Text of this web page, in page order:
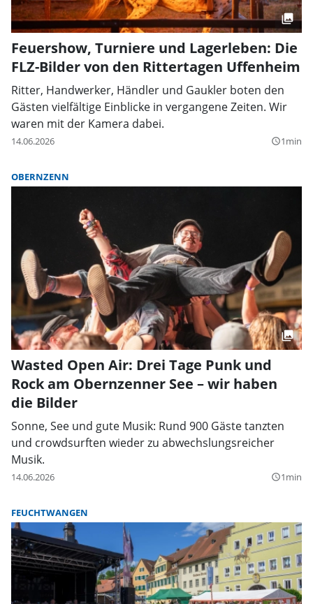
Feuershow, Turniere und Lagerleben: Die
FLZ-Bilder von den Rittertagen Uffenheim
Ritter, Handwerker, Händler und Gaukler boten den
Gästen vielfältige Einblicke in vergangene Zeiten. Wir
waren mit der Kamera dabei.
14.06.2026 query_builder1min
OBERNZENN
Wasted Open Air: Drei Tage Punk und
Rock am Obernzenner See – wir haben
die Bilder
Sonne, See und gute Musik: Rund 900 Gäste tanzten
und crowdsurften wieder zu abwechslungsreicher
Musik.
14.06.2026 query_builder1min
FEUCHTWANGEN